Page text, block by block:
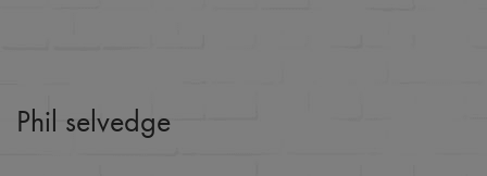
Phil selvedge